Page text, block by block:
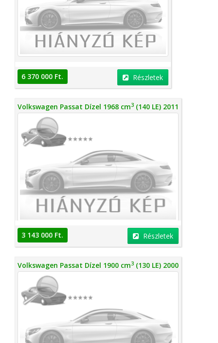
6 370 000 Ft. Részletek
Volkswagen Passat Dízel 1968 cm3 (140 LE) 2011
3 143 000 Ft. Részletek
Volkswagen Passat Dízel 1900 cm3 (130 LE) 2000